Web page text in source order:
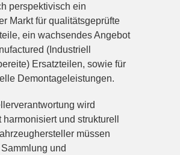
perspektivisch ein
Markt für qualitätsgeprüfte
ein wachsendes Angebot
(Industriell
Ersatzteilen, sowie für
Demontageleistungen.
wird
und strukturell
müssen
und